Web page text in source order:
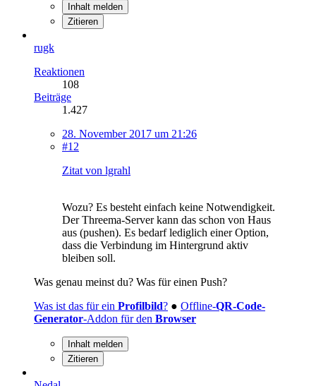
Inhalt melden
Zitieren
rugk
Reaktionen
108
Beiträge
1.427
28. November 2017 um 21:26
#12
Zitat von lgrahl
Wozu? Es besteht einfach keine Notwendigkeit.
Der Threema-Server kann das schon von Haus
aus (pushen). Es bedarf lediglich einer Option,
dass die Verbindung im Hintergrund aktiv
bleiben soll.
Was genau meinst du? Was für einen Push?
Was ist das für ein Profilbild? ● Offline-QR-Code-
Generator-Addon für den Browser
Inhalt melden
Zitieren